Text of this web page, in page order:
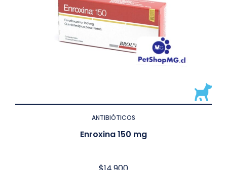
ANTIBIÓTICOS
Enroxina 150 mg